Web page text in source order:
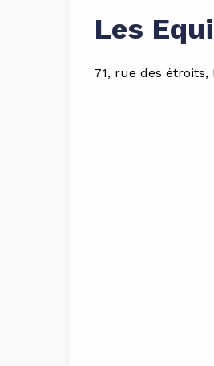
Les
71, rue des étroits,